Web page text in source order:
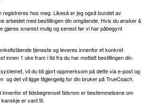
registreres hos meg. Likeså er jeg også bundet av
arbeidet med bestillingen din omgående. Hvis du ønsker å
gjøres snarest mulig og senest før vi har påbegynt
tjeneste og leveres innenfor et konkret
innen 1 uke fram i tid fra du har mottatt bestillingen din.
vil du bli gjort oppmerksom på dette via e-post og
og det vil ligge tilgjengelig for din bruker på TrueCoach.
innenfor et tidsbegrenset tidsrom er bestemmelsene om
er vant til.